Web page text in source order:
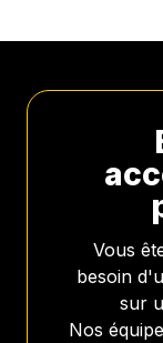
Vous
besoin
sur
Nos